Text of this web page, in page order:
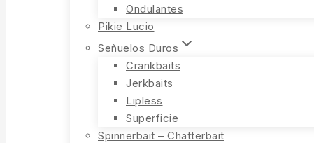
Ondulantes
Pikie Lucio
Señuelos Duros
Crankbaits
Jerkbaits
Lipless
Superficie
Spinnerbait – Chatterbait